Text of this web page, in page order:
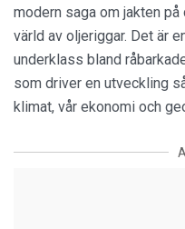
modern saga om jakten
värld av oljeriggar. Det är
underklass bland
som driver en utveckling
klimat, vår ekonomi och